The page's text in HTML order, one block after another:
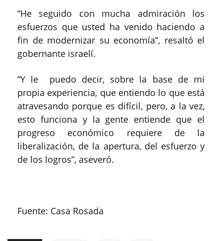
“He seguido con mucha admiración los
esfuerzos que usted ha venido haciendo a
fin de modernizar su economía”, resaltó el
gobernante israelí.
“Y le puedo decir, sobre la base de mi
propia experiencia, que entiendo lo que está
atravesando porque es difícil, pero, a la vez,
esto funciona y la gente entiende que el
progreso económico requiere de la
liberalización, de la apertura, del esfuerzo y
de los logros”, aseveró.
Fuente: Casa Rosada